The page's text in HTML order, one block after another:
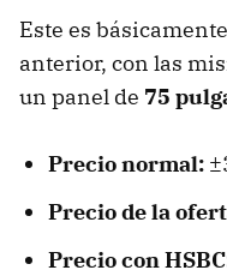
Este es
anterior, con las
un panel de 75
Precio normal:
Precio de la
Precio con